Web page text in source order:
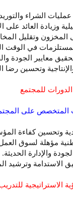
الشراء
وزيادة العائد على
المخزون وتقليل
في الوقت
معايير الجودة
وتحسين رضا
للمجتمع
المتخصص على
وتحسين كفاءة
مؤهلة لسوق
والإدارة الحديثة.
الاستدامة وترشيد
الاستراتيجية